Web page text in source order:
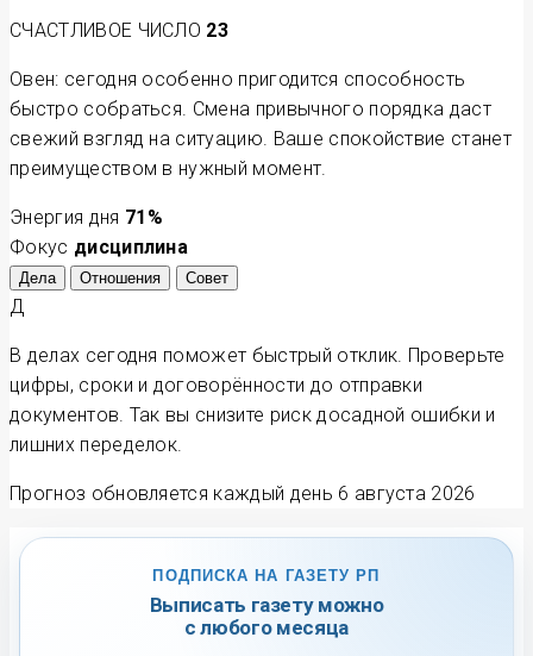
СЧАСТЛИВОЕ ЧИСЛО 23
Овен: сегодня особенно пригодится способность
быстро собраться. Смена привычного порядка даст
свежий взгляд на ситуацию. Ваше спокойствие станет
преимуществом в нужный момент.
Энергия дня 71 %
Фокус дисциплина
Дела Отношения Совет
Д
В делах сегодня поможет быстрый отклик. Проверьте
цифры, сроки и договорённости до отправки
документов. Так вы снизите риск досадной ошибки и
лишних переделок.
Прогноз обновляется каждый день 6 августа 2026
ПОДПИСКА НА ГАЗЕТУ РП
Выписать газету можно
с любого месяца